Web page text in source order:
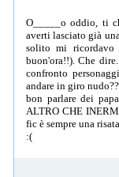
O_____o oddio, ti
averti lasciato già
solito mi ricordavo
buon'ora!!). Che
confronto
andare in giro
bon parlare dei
ALTRO CHE
fic è sempre una
:(